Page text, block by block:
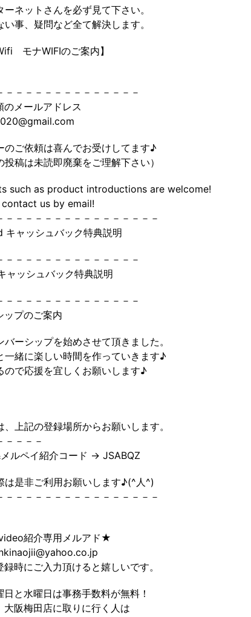
ーネットさんを必ず見て下さい。
事、疑問など全て解決します。
モナWIFIのご案内】
－－－－－－－－－－－－－－
メールアドレス
のご依頼は喜んでお受けしてます♪
投稿は未読即廃棄をご理解下さい）
such as product introductions are welcome!
us by email!
－－－－－－－－－－－－－－－－
ャッシュバック特典説明
－－－－－－－－－－－－－－
ャッシュバック特典説明
－－－－－－－－－－－－－－
プのご案内
バーシップを始めさせて頂きました。
一緒に楽しい時間を作っていきます♪
ので応援を宜しくお願いします♪
上記の登録場所からお願いします。
－－－－
ルペイ紹介コード → JSABQZ
は是非ご利用お願いします♪(^人^)
－－－－－－－－－－－－－－－－
紹介専用メルアド★
時にご入力頂けると嬉しいです。
と水曜日は事務手数料が無料！
阪梅田店に取りに行く人は